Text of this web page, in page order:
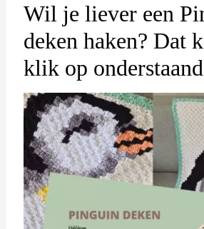
Wil je liever een
deken haken? Dat
klik op